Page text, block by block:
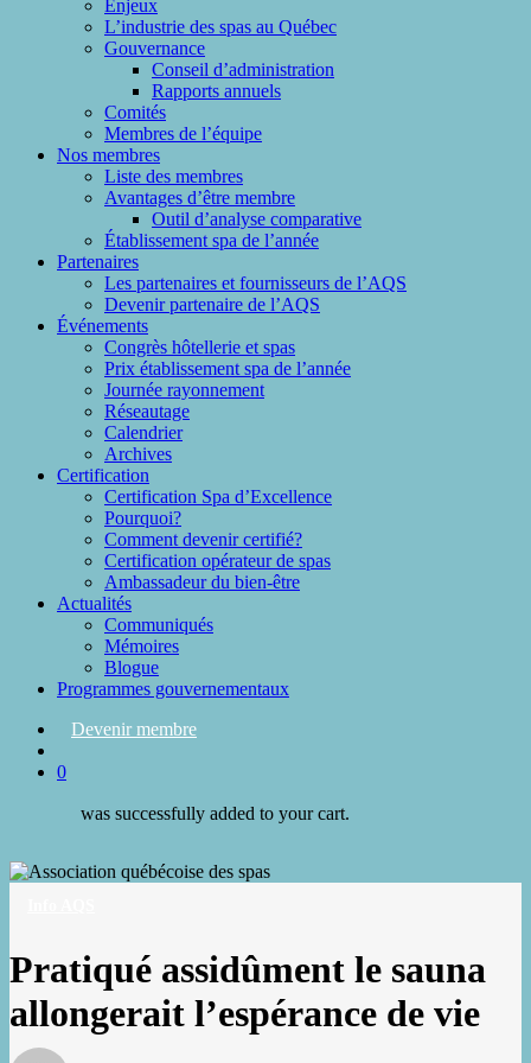
Enjeux
L’industrie des spas au Québec
Gouvernance
Conseil d’administration
Rapports annuels
Comités
Membres de l’équipe
Nos membres
Liste des membres
Avantages d’être membre
Outil d’analyse comparative
Établissement spa de l’année
Partenaires
Les partenaires et fournisseurs de l’AQS
Devenir partenaire de l’AQS
Événements
Congrès hôtellerie et spas
Prix établissement spa de l’année
Journée rayonnement
Réseautage
Calendrier
Archives
Certification
Certification Spa d’Excellence
Pourquoi?
Comment devenir certifié?
Certification opérateur de spas
Ambassadeur du bien-être
Actualités
Communiqués
Mémoires
Blogue
Programmes gouvernementaux
Devenir membre
0
was successfully added to your cart.
Pratiqué assidûment le sauna
allongerait l’espérance de vie